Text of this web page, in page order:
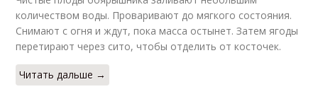
количеством воды. Проваривают до мягкого состояния.
Снимают с огня и ждут, пока масса остынет. Затем ягоды
перетирают через сито, чтобы отделить от косточек.
Читать дальше →